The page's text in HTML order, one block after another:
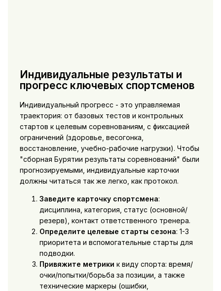
Индивидуальные результаты и
прогресс ключевых спортсменов
Индивидуальный прогресс - это управляемая
траектория: от базовых тестов и контрольных
стартов к целевым соревнованиям, с фиксацией
ограничений (здоровье, весогонка,
восстановление, учебно-рабочие нагрузки). Чтобы
"сборная Бурятии результаты соревнований" были
прогнозируемыми, индивидуальные карточки
должны читаться так же легко, как протокол.
Заведите карточку спортсмена:
дисциплина, категория, статус (основной/
резерв), контакт ответственного тренера.
Определите целевые старты сезона: 1-3
приоритета и вспомогательные старты для
подводки.
Привяжите метрики к виду спорта: время/
очки/попытки/борьба за позиции, а также
технические маркеры (ошибки,